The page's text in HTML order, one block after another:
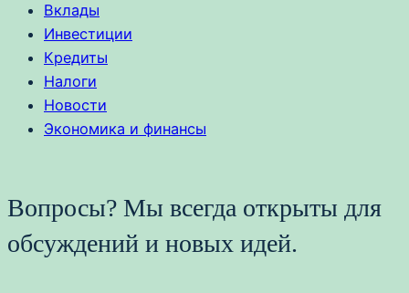
Вклады
Инвестиции
Кредиты
Налоги
Новости
Экономика и финансы
Вопросы? Мы всегда открыты для
обсуждений и новых идей.